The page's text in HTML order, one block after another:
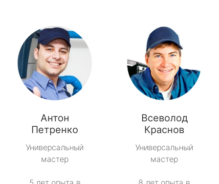
Антон
Петренко
Универсальный
мастер
Всеволод
Краснов
Универсальный
мастер